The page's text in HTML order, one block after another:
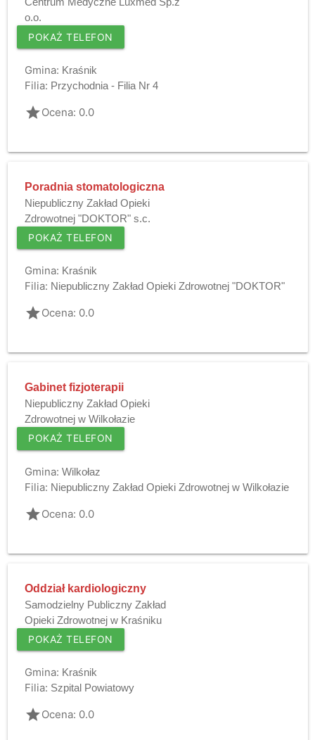
o.o.
POKAŻ TELEFON
Gmina: Kraśnik
Filia: Przychodnia - Filia Nr 4
gradeOcena: 0.0
Poradnia stomatologiczna
Niepubliczny Zakład Opieki
Zdrowotnej "DOKTOR" s.c.
POKAŻ TELEFON
Gmina: Kraśnik
Filia: Niepubliczny Zakład Opieki Zdrowotnej "DOKTOR"
gradeOcena: 0.0
Gabinet fizjoterapii
Niepubliczny Zakład Opieki
Zdrowotnej w Wilkołazie
POKAŻ TELEFON
Gmina: Wilkołaz
Filia: Niepubliczny Zakład Opieki Zdrowotnej w Wilkołazie
gradeOcena: 0.0
Oddział kardiologiczny
Samodzielny Publiczny Zakład
Opieki Zdrowotnej w Kraśniku
POKAŻ TELEFON
Gmina: Kraśnik
Filia: Szpital Powiatowy
gradeOcena: 0.0